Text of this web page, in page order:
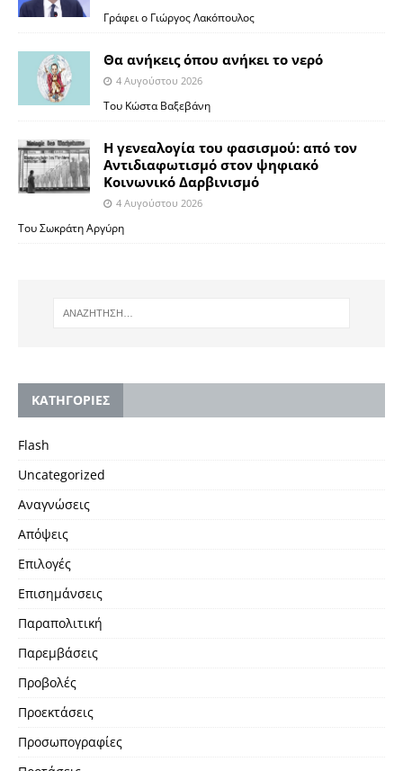
Γράφει ο Γιώργος Λακόπουλος
Θα ανήκεις όπου ανήκει το νερό
4 Αυγούστου 2026
Του Κώστα Βαξεβάνη
Η γενεαλογία του φασισμού: από τον
Αντιδιαφωτισμό στον ψηφιακό
Κοινωνικό Δαρβινισμό
4 Αυγούστου 2026
Του Σωκράτη Αργύρη
KΑΤΗΓΟΡΙΕΣ
Flash
Uncategorized
Αναγνώσεις
Απόψεις
Επιλογές
Επισημάνσεις
Παραπολιτική
Παρεμβάσεις
Προβολές
Προεκτάσεις
Προσωπογραφίες